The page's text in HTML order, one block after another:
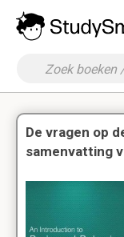
De vragen op
samenvatting